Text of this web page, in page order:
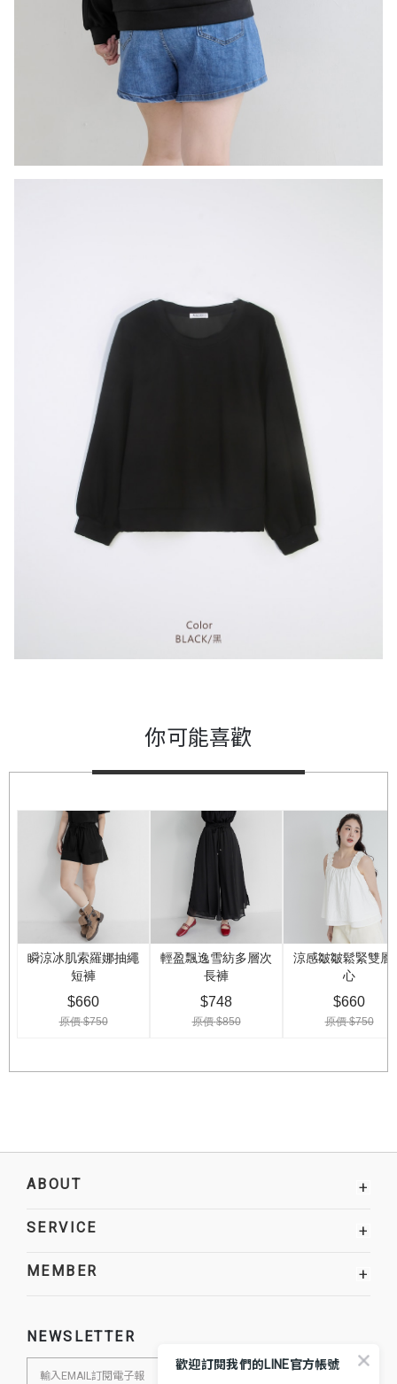
你可能喜歡
ABOUT +
SERVICE +
MEMBER +
NEWSLETTER
歡迎訂閱我們的LINE官方帳號